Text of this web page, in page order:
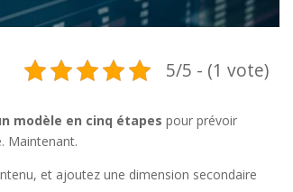
5/5 - (1 vote)
modèle en cinq étapes pour prévoir
Maintenant.
et ajoutez une dimension secondaire